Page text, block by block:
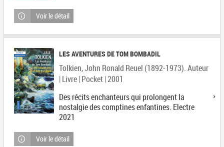
Voir le détail
LES AVENTURES DE TOM BOMBADIL
Tolkien, John Ronald Reuel (1892-1973). Auteur
| Livre | Pocket | 2001
Des récits enchanteurs qui prolongent la
nostalgie des comptines enfantines. Electre
2021
Voir le détail